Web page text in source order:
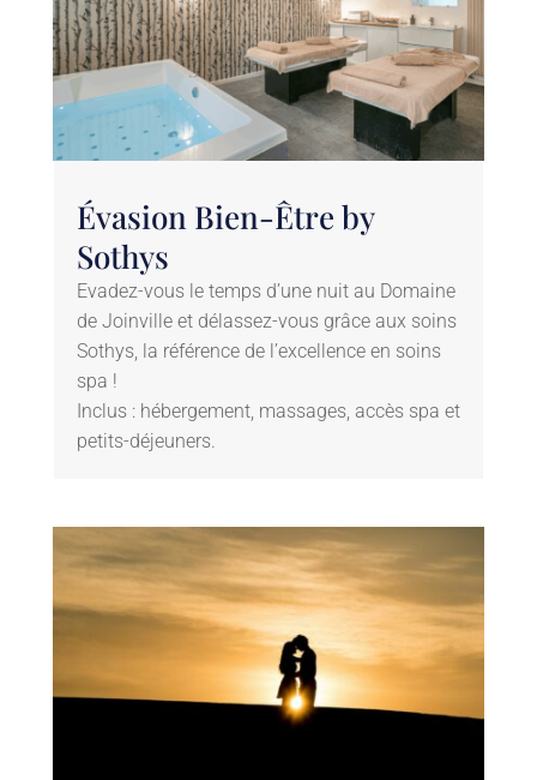
Évasion Bien-Être by
Sothys
Evadez-vous le temps d’une nuit au Domaine
de Joinville et délassez-vous grâce aux soins
Sothys, la référence de l’excellence en soins
spa !
Inclus : hébergement, massages, accès spa et
petits-déjeuners.